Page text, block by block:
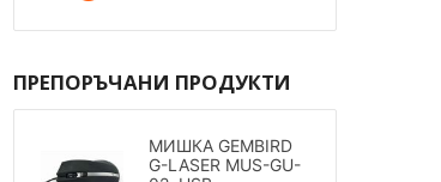
ПРЕПОРЪЧАНИ ПРОДУКТИ
МИШКА GEMBIRD
G-LASER MUS-GU-